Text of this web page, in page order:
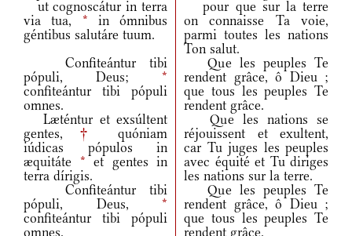
ut cognoscátur in terra
via tua, * in ómnibus
géntibus salutáre tuum.
pour que sur la terre
on connaisse Ta voie,
parmi toutes les nations
Ton salut.
Confiteántur tibi
pópuli, Deus; *
confiteántur tibi pópuli
omnes.
Que les peuples Te
rendent grâce, ô Dieu ;
que tous les peuples Te
rendent grâce.
Læténtur et exsúltent
gentes, †
quóniam
iúdicas pópulos in
æquitáte * et gentes in
terra dírigis.
Que les nations se
réjouissent et exultent,
car Tu juges les peuples
avec équité et Tu diriges
les nations sur la terre.
Confiteántur tibi
pópuli, Deus, *
confiteántur tibi pópuli
omnes.
Que les peuples Te
rendent grâce, ô Dieu ;
que tous les peuples Te
rendent grâce.